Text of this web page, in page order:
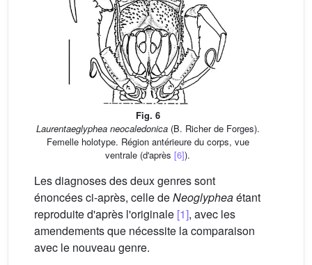
Fig. 6
Laurentaeglyphea neocaledonica(B. Richer de Forges).
Femelle holotype. Région antérieure du corps, vue
ventrale (d'après [6]).
Les diagnoses des deux genres sont
énoncées ci-après, celle deNeoglypheaétant
reproduite d'après l'originale [1], avec les
amendements que nécessite la comparaison
avec le nouveau genre.